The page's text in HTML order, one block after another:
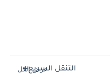
التنقل السريع